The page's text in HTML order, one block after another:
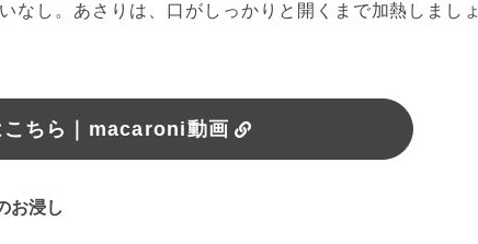
なし。あさりは、口がしっかりと開くまで加熱しましょ
こちら｜macaroni動画
お浸し